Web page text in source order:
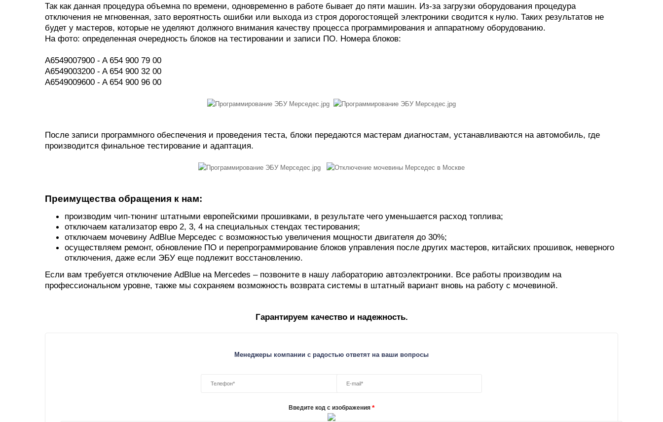
Так как данная процедура объемна по времени, одновременно в работе бывает до пяти машин. Из-за загрузки оборудования процедура
отключения не мгновенная, зато вероятность ошибки или выхода из строя дорогостоящей электроники сводится к нулю. Таких результатов не
будет у мастеров, которые не уделяют должного внимания качеству процесса программирования и аппаратному оборудованию.
На фото: определенная очередность блоков на тестировании и записи ПО. Номера блоков:
A6549007900 - A 654 900 79 00
A6549003200 - A 654 900 32 00
A6549009600 - A 654 900 96 00
После записи программного обеспечения и проведения теста, блоки передаются мастерам диагностам, устанавливаются на автомобиль, где
производится финальное тестирование и адаптация.
Преимущества обращения к нам:
производим чип-тюнинг штатными европейскими прошивками, в результате чего уменьшается расход топлива;
отключаем катализатор евро 2, 3, 4 на специальных стендах тестирования;
отключаем мочевину AdBlue Мерседес с возможностью увеличения мощности двигателя до 30%;
осуществляем ремонт, обновление ПО и перепрограммирование блоков управления после других мастеров, китайских прошивок, неверного
отключения, даже если ЭБУ еще подлежит восстановлению.
Если вам требуется отключение AdBlue на Mercedes – позвоните в нашу лабораторию автоэлектроники. Все работы производим на
профессиональном уровне, также мы сохраняем возможность возврата системы в штатный вариант вновь на работу с мочевиной.
Гарантируем качество и надежность.
Менеджеры компании с радостью ответят на ваши вопросы
Введите код с изображения *